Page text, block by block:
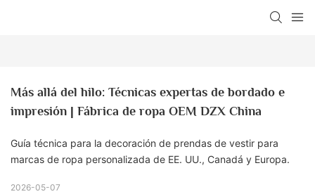
Más allá del hilo: Técnicas expertas de bordado e
impresión | Fábrica de ropa OEM DZX China
Guía técnica para la decoración de prendas de vestir para
marcas de ropa personalizada de EE. UU., Canadá y Europa.
2026-05-07